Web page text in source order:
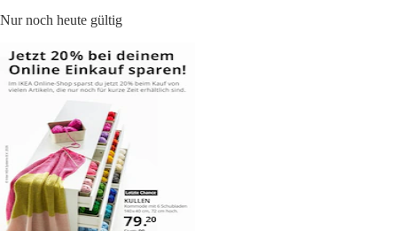
Nur noch heute gültig